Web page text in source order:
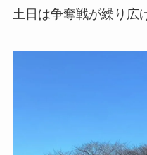
土日は争奪戦が繰り広